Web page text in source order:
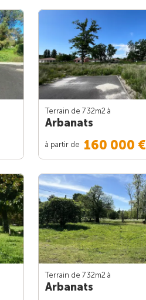
Terrain de 732m2 à
Arbanats
à partir de 160 000 €
Terrain de 732m2 à
Arbanats